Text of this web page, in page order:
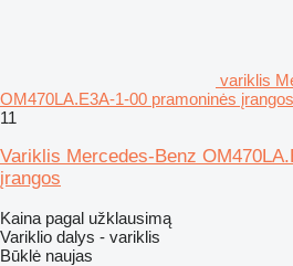
variklis
OM470LA.E3A-1-00 pramoninės įrangos
11
Variklis Mercedes-Benz
įrangos
Kaina pagal užklausimą
Variklio dalys - variklis
Būklė naujas